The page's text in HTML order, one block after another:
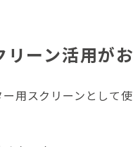
ーン活用が
用スクリーンとして